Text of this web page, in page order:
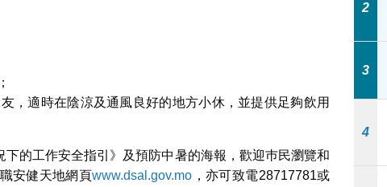
，適時在陰涼及通風良好的地方小休，並提供足夠飲用
的工作安全指引》及預防中暑的海報，歡迎巿民瀏覽和
安健天地網頁www.dsal.gov.mo ，亦可致電28717781或
2
3
4